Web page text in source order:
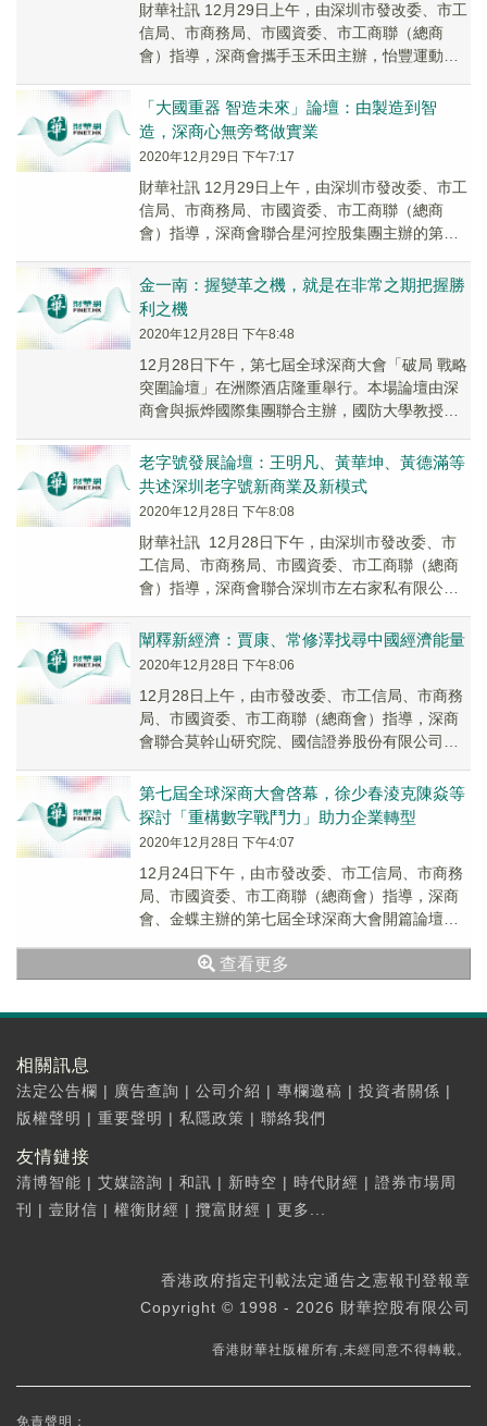
財華社訊 12月29日上午，由深圳市發改委、市工
信局、市商務局、市國資委、市工商聯（總商
會）指導，深商會攜手玉禾田主辦，怡豐運動科
「創新...
「大國重器 智造未來」論壇：由製造到智
造，深商心無旁骛做實業
2020年12月29日 下午7:17
財華社訊 12月29日上午，由深圳市發改委、市工
信局、市商務局、市國資委、市工商聯（總商
會）指導，深商會聯合星河控股集團主辦的第七
際酒...
金一南：握變革之機，就是在非常之期把握勝
利之機
2020年12月28日 下午8:48
12月28日下午，第七屆全球深商大會「破局 戰略
突圍論壇」在洲際酒店隆重舉行。本場論壇由深
商會與振烨國際集團聯合主辦，國防大學教授、
所未...
老字號發展論壇：王明凡、黃華坤、黃德滿等
共述深圳老字號新商業及新模式
2020年12月28日 下午8:08
財華社訊 12月28日下午，由深圳市發改委、市
工信局、市商務局、市國資委、市工商聯（總商
會）指導，深商會聯合深圳市左右家私有限公司
全球...
闡釋新經濟：賈康、常修澤找尋中國經濟能量
2020年12月28日 下午8:06
12月28日上午，由市發改委、市工信局、市商務
局、市國資委、市工商聯（總商會）指導，深商
會聯合莫幹山研究院、國信證券股份有限公司主
球深商...
第七屆全球深商大會啓幕，徐少春淩克陳焱等
探討「重構數字戰鬥力」助力企業轉型
2020年12月28日 下午4:07
12月24日下午，由市發改委、市工信局、市商務
局、市國資委、市工商聯（總商會）指導，深商
會、金蝶主辦的第七屆全球深商大會開篇論壇
深圳隆重舉行。查看更多
相關訊息
法定公告欄 | 廣告查詢 | 公司介紹 | 專欄邀稿 | 投資者關係 |
版權聲明 | 重要聲明 | 私隱政策 | 聯絡我們
友情鏈接
清博智能 | 艾媒諮詢 | 和訊 | 新時空 | 時代財經 | 證券市場周
刊
| 壹財信 | 權衡財經 | 攬富財經 | 更多...
香港政府指定刊載法定通告之憲報刊登報章
Copyright © 1998 - 2026 財華控股有限公司
香港財華社版權所有,未經同意不得轉載。
免責聲明：